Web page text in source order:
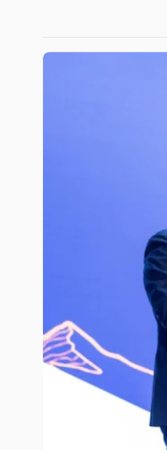
“Хотхоны бага
үйл ажиллагаа энэ
“Хотхоны бага сургууль”,
ажиллагаа энэ намраас